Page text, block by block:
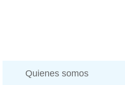
Quienes somos